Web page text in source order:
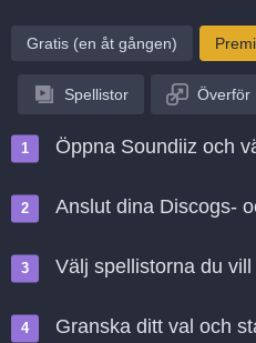
Gratis (en åt gången)
Spellistor Överför
Öppna Soundiiz och
Anslut dina Discogs-
Välj spellistorna du
Granska ditt val och